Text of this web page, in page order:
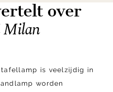
over
Milan
is veelzijdig in
worden